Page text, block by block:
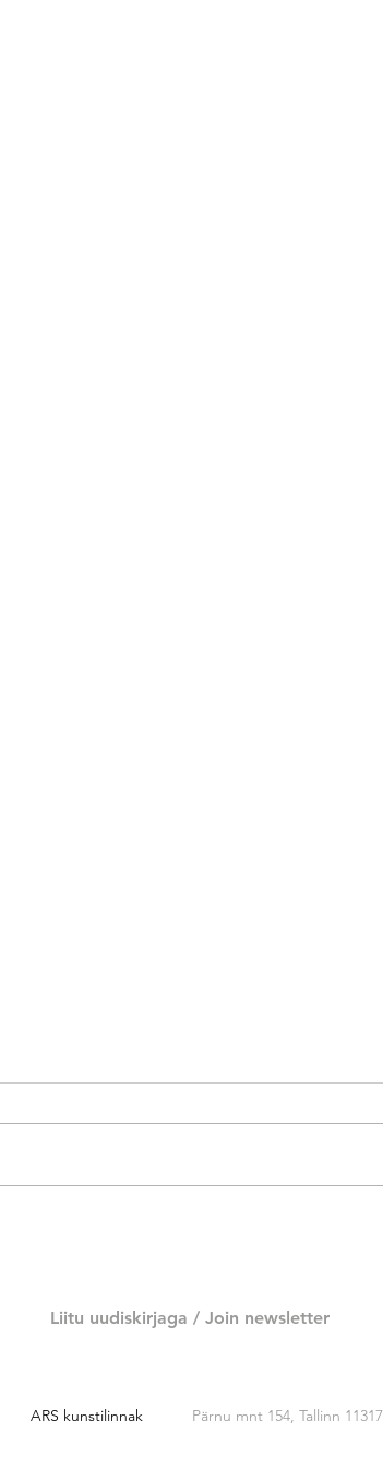
Liitu uudiskirjaga / Join newsletter
ARS kunstilinnak Pärnu mnt 154, Tallinn 11317